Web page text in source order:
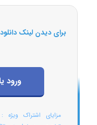
برای دیدن لینک
ورود
مزایای اشتراک ویژه